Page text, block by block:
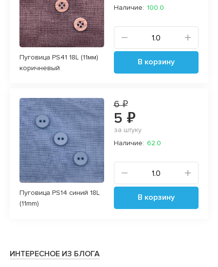
Пуговица PS41 18L (11мм)
коричневый
Наличие: 100.0
В корзину
Пуговица PS14 синий 18L
(11mm)
6 ₽
5 ₽
за штуку
Наличие: 62.0
В корзину
ИНТЕРЕСНОЕ ИЗ БЛОГА